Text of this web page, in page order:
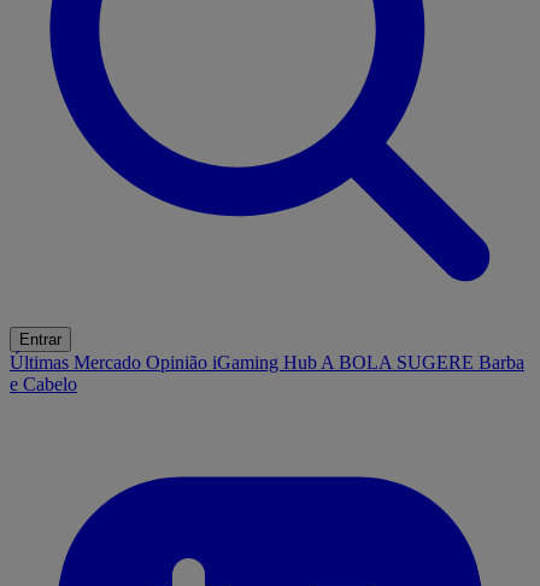
Entrar
Últimas Mercado Opinião iGaming Hub A BOLA SUGERE Barba
e Cabelo